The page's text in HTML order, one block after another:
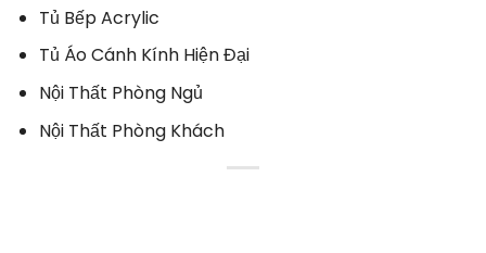
Tủ Bếp Acrylic
Tủ Áo Cánh Kính Hiện Đại
Nội Thất Phòng Ngủ
Nội Thất Phòng Khách